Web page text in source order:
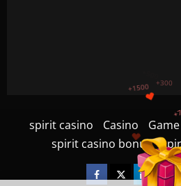
spirit casino Casino Game
spirit casino bonus
Facebook
Twitter VK
+300
+500
+1500
$